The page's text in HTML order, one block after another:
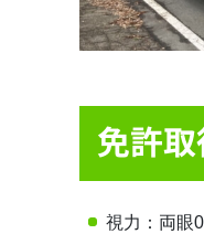
免許
視力：両眼